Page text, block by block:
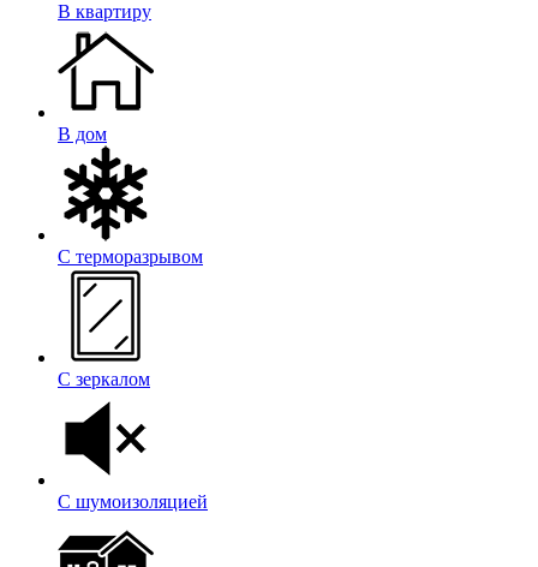
В квартиру
В дом
С терморазрывом
С зеркалом
С шумоизоляцией